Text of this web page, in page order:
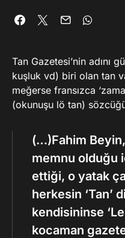
Tan Gazetesi’nin adını
kuşluk vd) biri olan tan
meğerse fransızca
(okunuşu lö tan)
(…)Fahim Beyin,
memnu olduğu
ettiği, o yatak
herkesin ‘Tan’
kendisininse
kocaman